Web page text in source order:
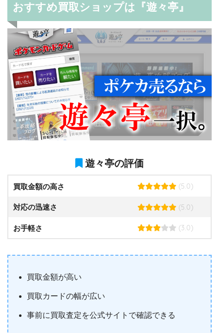
おすすめ買取ショップは『遊々亭』
遊々亭の評価
買取金額の高さ (5.0)
対応の迅速さ (5.0)
お手軽さ (3.0)
買取金額が高い
買取カードの幅が広い
事前に買取査定を公式サイトで確認できる